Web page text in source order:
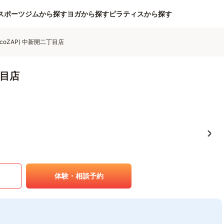
ポーツジムから探すヨガから探すピラティスから探す
中新開二丁目店
店
体験・相談予約